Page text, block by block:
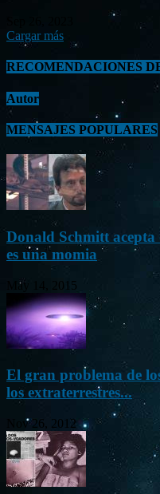
Cargar más
RECOMENDACIONES
Autor
MENSAJES POPULARES
Donald Schmitt
es una momia
May 14, 2015
El gran problema de
los extraterrestres...
Nov 26, 2012